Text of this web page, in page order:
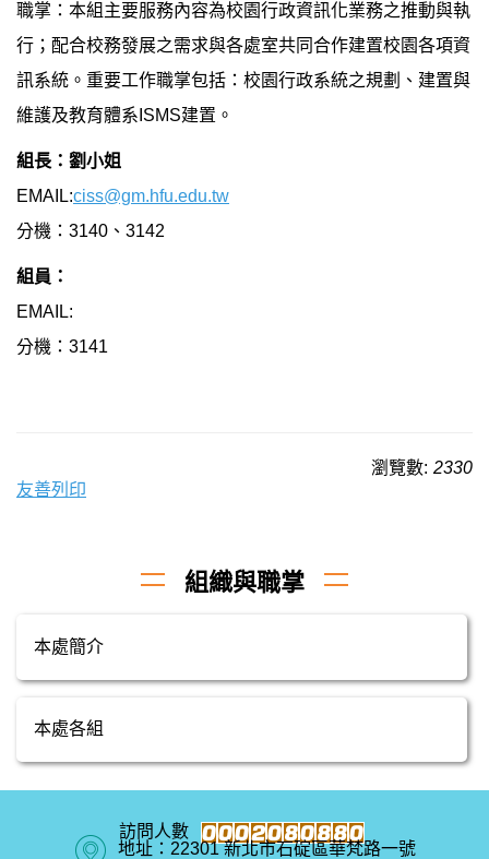
職掌：本組主要服務內容為校園行政資訊化業務之推動與執
行；配合校務發展之需求與各處室共同合作建置校園各項資
訊系統。重要工作職掌包括：校園行政系統之規劃、建置與
維護及教育體系ISMS建置。
組長：劉小姐
EMAIL:ciss@gm.hfu.edu.tw
分機：3140、3142
組員：
EMAIL:
分機：3141
瀏覽數: 2330
友善列印
組織與職掌
本處簡介
本處各組
地址：22301 新北市石碇區華梵路一號